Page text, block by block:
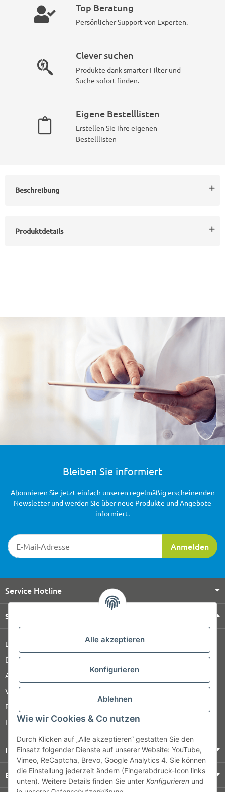
Alle akzeptieren
Konfigurieren
Ablehnen
Wie wir Cookies & Co nutzen
Durch Klicken auf „Alle akzeptieren“ gestatten Sie den
Einsatz folgender Dienste auf unserer Website: YouTube,
Vimeo, ReCaptcha, Brevo, Google Analytics 4. Sie können
die Einstellung jederzeit ändern (Fingerabdruck-Icon links
unten). Weitere Details finden Sie unter Konfigurieren und
Top Beratung
Persönlicher Support von Experten.
Clever suchen
Produkte dank smarter Filter und
Suche sofort finden.
Eigene Bestelllisten
Erstellen Sie ihre eigenen
Bestelllisten
Beschreibung
Produktdetails
Bleiben Sie informiert
Newsletter-Registrierung
Anmelden
Abonnieren Sie jetzt einfach unseren regelmäßig erscheinenden
Newsletter und werden Sie über neue Produkte und Angebote
informiert.
Service Hotline
Shop Service
Barrierefreiheitserklärung
Datenschutz
AGB
Versandinformationen
Retour
Impressum
Informationen
Bezahlung & Versand